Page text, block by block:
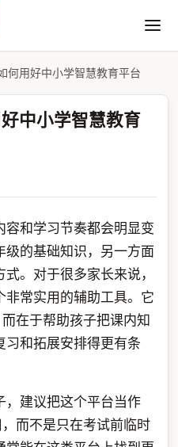
何用好中小学智慧教育平台
中小学智慧教育
和学习节奏都会明显变
的基础知识，另一方面
。对于很多家长来说，
非常实用的辅助工具。它
在于帮助孩子把课内知
和拓展安排得更有条
建议把这个平台当作
而不是只在考试前临时